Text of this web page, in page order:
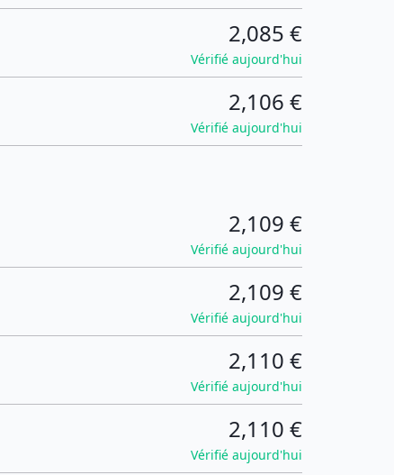
2,085 €
Vérifié aujourd'hui
2,106 €
Vérifié aujourd'hui
2,109 €
Vérifié aujourd'hui
2,109 €
Vérifié aujourd'hui
2,110 €
Vérifié aujourd'hui
2,110 €
Vérifié aujourd'hui